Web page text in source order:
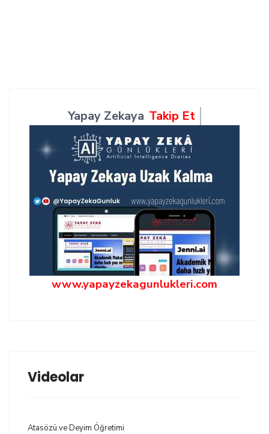
Yapay Zekaya Takip Et
www.yapayzekagunlukleri.com
Videolar
Atasözü ve Deyim Öğretimi